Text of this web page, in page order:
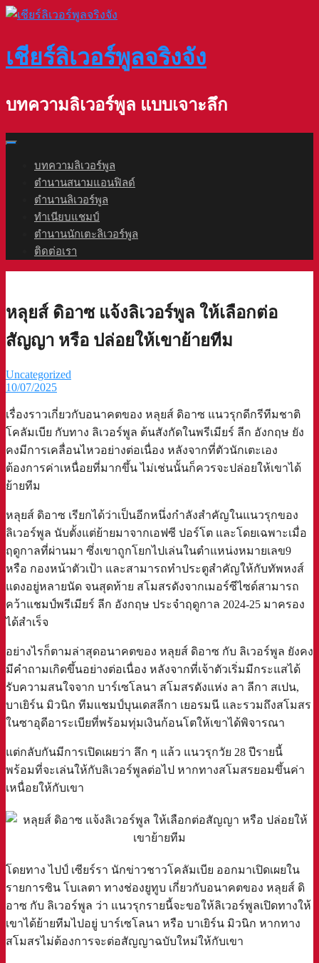
Skip
เชียร์ลิเวอร์พูลจริงจัง
บทความลิเวอร์พูล แบบเจาะลึก
บทความลิเวอร์พูล
ตำนานสนามแอนฟิลด์
ตำนานลิเวอร์พูล
ทำเนียบแชมป์
ตำนานนักเตะลิเวอร์พูล
ติดต่อเรา
หลุยส์ ดิอาซ แจ้งลิเวอร์พูล ให้เลือกต่อ
สัญญา หรือ ปล่อยให้เขาย้ายทีม
Uncategorized
10/07/2025
เรื่องราวเกี่ยวกับอนาคตของ หลุยส์ ดิอาซ แนวรุกดีกรีทีมชาติ
โคลัมเบีย กับทาง ลิเวอร์พูล ต้นสังกัดในพรีเมียร์ ลีก อังกฤษ ยัง
คงมีการเคลื่อนไหวอย่างต่อเนื่อง หลังจากที่ตัวนักเตะเอง
ต้องการค่าเหนื่อยที่มากขึ้น ไม่เช่นนั้นก็ควรจะปล่อยให้เขาได้
ย้ายทีม
หลุยส์ ดิอาซ เรียกได้ว่าเป็นอีกหนึ่งกำลังสำคัญในแนวรุกของ
ลิเวอร์พูล นับตั้งแต่ย้ายมาจากเอฟซี ปอร์โต และโดยเฉพาะเมื่อ
ฤดูกาลที่ผ่านมา ซึ่งเขาถูกโยกไปเล่นในตำแหน่งหมายเลข9
หรือ กองหน้าตัวเป้า และสามารถทำประตูสำคัญให้กับทัพหงส์
แดงอยู่หลายนัด จนสุดท้าย สโมสรดังจากเมอร์ซีไซด์สามารถ
คว้าแชมป์พรีเมียร์ ลีก อังกฤษ ประจำฤดูกาล 2024-25 มาครอง
ได้สำเร็จ
อย่างไรก็ตามล่าสุดอนาคตของ หลุยส์ ดิอาซ กับ ลิเวอร์พูล ยังคง
มีคำถามเกิดขึ้นอย่างต่อเนื่อง หลังจากที่เจ้าตัวเริ่มมีกระแสได้
รับความสนใจจาก บาร์เซโลนา สโมสรดังแห่ง ลา ลีกา สเปน,
บาเยิร์น มิวนิก ทีมแชมป์บุนเดสลีกา เยอรมนี และรวมถึงสโมสร
ในซาอุดีอาระเบียที่พร้อมทุ่มเงินก้อนโตให้เขาได้พิจารณา
แต่กลับกันมีการเปิดเผยว่า ลึก ๆ แล้ว แนวรุกวัย 28 ปีรายนี้
พร้อมที่จะเล่นให้กับลิเวอร์พูลต่อไป หากทางสโมสรยอมขึ้นค่า
เหนื่อยให้กับเขา
โดยทาง ไปป์ เซียร์รา นักข่าวชาวโคลัมเบีย ออกมาเปิดเผยใน
รายการซิน โบเลตา ทางช่องยูทูบ เกี่ยวกับอนาคตของ หลุยส์ ดิ
อาซ กับ ลิเวอร์พูล ว่า แนวรุกรายนี้จะขอให้ลิเวอร์พูลเปิดทางให้
เขาได้ย้ายทีมไปอยู่ บาร์เซโลนา หรือ บาเยิร์น มิวนิก หากทาง
สโมสรไม่ต้องการจะต่อสัญญาฉบับใหม่ให้กับเขา